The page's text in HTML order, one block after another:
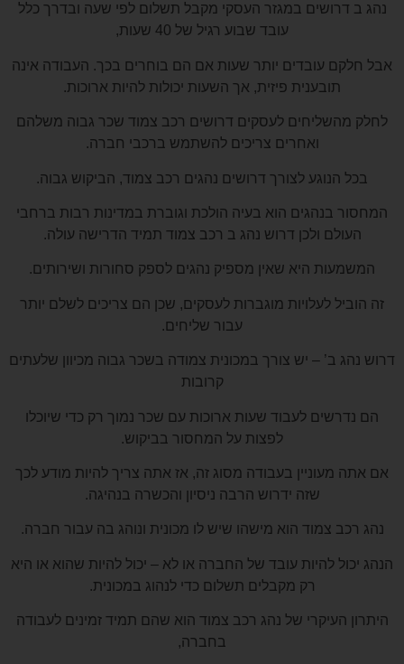
נהג ב דרושים במגזר העסקי מקבל תשלום לפי שעה ובדרך כלל
עובד שבוע רגיל של 40 שעות,
אבל חלקם עובדים יותר שעות אם הם בוחרים בכך. העבודה אינה
תובענית פיזית, אך השעות יכולות להיות ארוכות.
לחלק מהשליחים לעסקים דרושים רכב צמוד שכר גבוה משלהם
ואחרים צריכים להשתמש ברכבי חברה.
בכל הנוגע לצורך דרושים נהגים רכב צמוד, הביקוש גבוה.
המחסור בנהגים הוא בעיה הולכת וגוברת במדינות רבות ברחבי
העולם ולכן דרוש נהג ב רכב צמוד תמיד הדרישה עולה.
המשמעות היא שאין מספיק נהגים לספק סחורות ושירותים.
זה הוביל לעלויות מוגברות לעסקים, שכן הם צריכים לשלם יותר
עבור שליחים.
דרוש נהג ב’ – יש צורך במכונית צמודה בשכר גבוה מכיוון שלעתים
קרובות
הם נדרשים לעבוד שעות ארוכות עם שכר נמוך רק כדי שיוכלו
לפצות על המחסור בביקוש.
אם אתה מעוניין בעבודה מסוג זה, אז אתה צריך להיות מודע לכך
שזה ידרוש הרבה ניסיון והכשרה בנהיגה.
נהג רכב צמוד הוא מישהו שיש לו מכונית ונוהג בה עבור חברה.
הנהג יכול להיות עובד של החברה או לא – יכול להיות שהוא או היא
רק מקבלים תשלום כדי לנהוג במכונית.
היתרון העיקרי של נהג רכב צמוד הוא שהם תמיד זמינים לעבודה
בחברה,